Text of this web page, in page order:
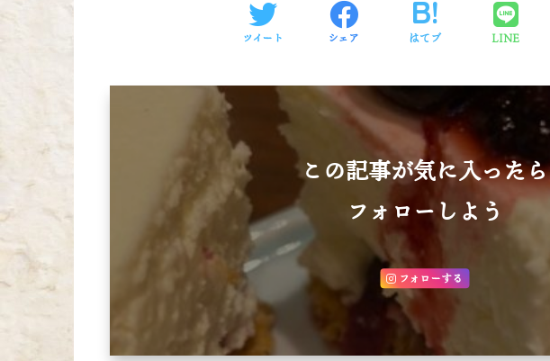
ツイート シェア はてブ LINE
この記事が気に入ったら
フォローしよう
フォローする